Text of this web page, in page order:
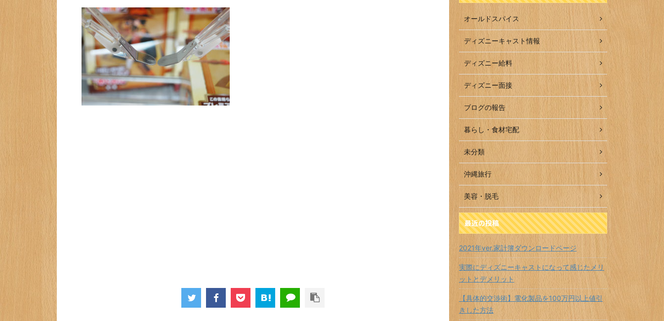
オールドスパイス
ディズニーキャスト情報
ディズニー給料
ディズニー面接
ブログの報告
暮らし・食材宅配
未分類
沖縄旅行
美容・脱毛
最近の投稿
2021年ver.家計簿ダウンロードページ
実際にディズニーキャストになって感じたメリ
ットとデメリット
【具体的交渉術】電化製品を100万円以上値引
きした方法